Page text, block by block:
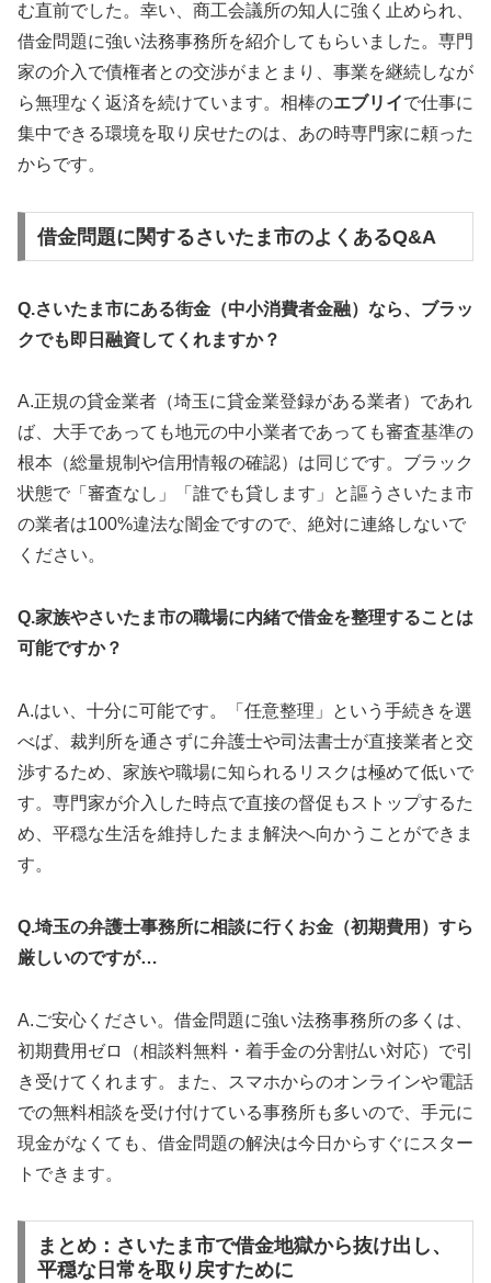
む直前でした。幸い、商工会議所の知人に強く止められ、
借金問題に強い法務事務所を紹介してもらいました。専門
家の介入で債権者との交渉がまとまり、事業を継続しなが
ら無理なく返済を続けています。相棒のエブリイで仕事に
集中できる環境を取り戻せたのは、あの時専門家に頼った
からです。
借金問題に関するさいたま市のよくあるQ&A
Q.さいたま市にある街金（中小消費者金融）なら、ブラッ
クでも即日融資してくれますか？
A.正規の貸金業者（埼玉に貸金業登録がある業者）であれ
ば、大手であっても地元の中小業者であっても審査基準の
根本（総量規制や信用情報の確認）は同じです。ブラック
状態で「審査なし」「誰でも貸します」と謳うさいたま市
の業者は100%違法な闇金ですので、絶対に連絡しないで
ください。
Q.家族やさいたま市の職場に内緒で借金を整理することは
可能ですか？
A.はい、十分に可能です。「任意整理」という手続きを選
べば、裁判所を通さずに弁護士や司法書士が直接業者と交
渉するため、家族や職場に知られるリスクは極めて低いで
す。専門家が介入した時点で直接の督促もストップするた
め、平穏な生活を維持したまま解決へ向かうことができま
す。
Q.埼玉の弁護士事務所に相談に行くお金（初期費用）すら
厳しいのですが…
A.ご安心ください。借金問題に強い法務事務所の多くは、
初期費用ゼロ（相談料無料・着手金の分割払い対応）で引
き受けてくれます。また、スマホからのオンラインや電話
での無料相談を受け付けている事務所も多いので、手元に
現金がなくても、借金問題の解決は今日からすぐにスター
トできます。
まとめ：さいたま市で借金地獄から抜け出し、
平穏な日常を取り戻すために